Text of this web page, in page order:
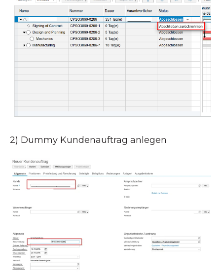
2) Dummy Kundenauftrag anlegen